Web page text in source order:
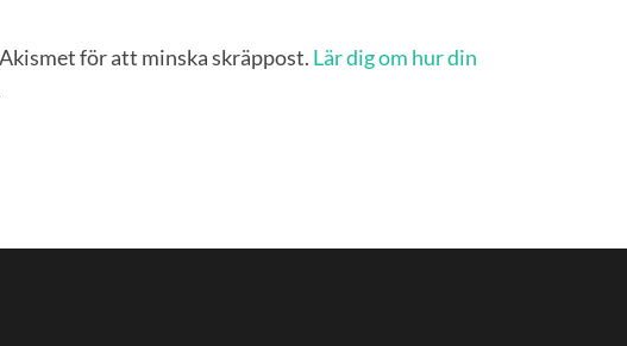
för att minska skräppost. Lär dig om hur din